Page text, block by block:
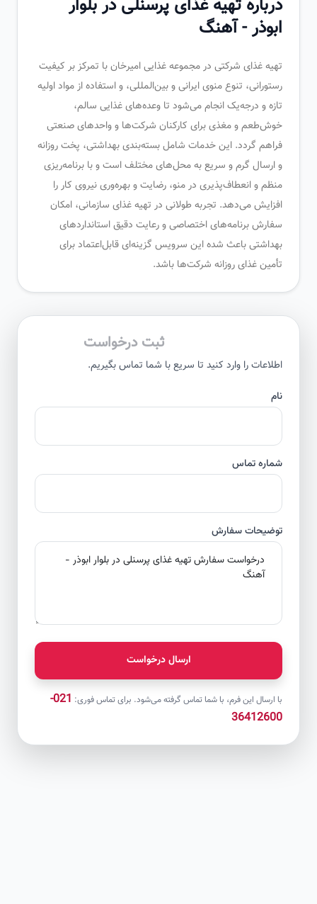
درباره تهیه غذای پرسنلی در بلوار
ابوذر - آهنگ
تهیه غذای شرکتی در مجموعه غذایی امیرخان با تمرکز بر کیفیت
رستورانی، تنوع منوی ایرانی و بین‌المللی، و استفاده از مواد اولیه
تازه و درجه‌یک انجام می‌شود تا وعده‌های غذایی سالم،
خوش‌طعم و مغذی برای کارکنان شرکت‌ها و واحدهای صنعتی
فراهم گردد. این خدمات شامل بسته‌بندی بهداشتی، پخت روزانه
و ارسال گرم و سریع به محل‌های مختلف است و با برنامه‌ریزی
منظم و انعطاف‌پذیری در منو، رضایت و بهره‌وری نیروی کار را
افزایش می‌دهد. تجربه طولانی در تهیه غذای سازمانی، امکان
سفارش برنامه‌های اختصاصی و رعایت دقیق استانداردهای
بهداشتی باعث شده این سرویس گزینه‌ای قابل‌اعتماد برای
تأمین غذای روزانه شرکت‌ها باشد.
ثبت درخواست
اطلاعات را وارد کنید تا سریع با شما تماس بگیریم.
شماره تماس
توضیحات سفارش
ارسال درخواست
با ارسال این فرم، با شما تماس گرفته می‌شود. برای تماس فوری:
021-
36412600